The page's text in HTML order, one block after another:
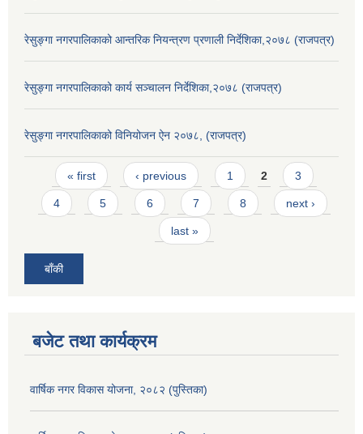
रेसुङ्गा नगरपालिकाको आन्तरिक नियन्त्रण प्रणाली निर्देशिका,२०७८ (राजपत्र)
रेसुङ्गा नगरपालिकाको कार्य सञ्चालन निर्देशिका,२०७८ (राजपत्र)
रेसुङ्गा नगरपालिकाको विनियोजन ऐन २०७८, (राजपत्र)
Pages
« first ‹ previous 1 2 3
4 5 6 7 8 next ›
last »
बाँकी
बजेट तथा कार्यक्रम
वार्षिक नगर विकास योजना, २०८२ (पुस्तिका)